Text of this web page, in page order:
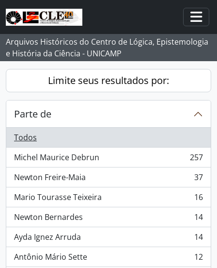
Skip to main content
Arquivos Históricos do Centro de Lógica, Epistemologia
e História da Ciência - UNICAMP
Limite seus resultados por:
Parte de
Todos
Michel Maurice Debrun
, 257 resultados
257
Newton Freire-Maia
, 37 resultados
37
Mario Tourasse Teixeira
, 16 resultados
16
Newton Bernardes
, 14 resultados
14
Ayda Ignez Arruda
, 14 resultados
14
Antônio Mário Sette
, 12 resultados
12